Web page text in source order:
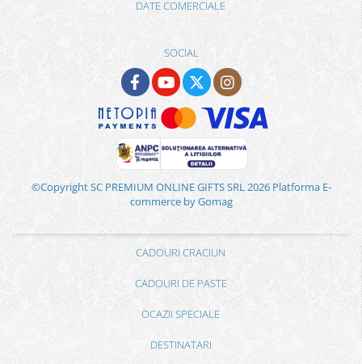
DATE COMERCIALE
SOCIAL
©Copyright SC PREMIUM ONLINE GIFTS SRL 2026 Platforma E-
commerce by Gomag
CADOURI CRACIUN
CADOURI DE PASTE
OCAZII SPECIALE
DESTINATARI